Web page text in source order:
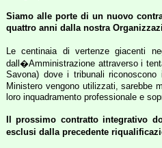
Siamo alle porte di un nuovo
quattro anni dalla nostra
Le centinaia di vertenze giacenti
dall�Amministrazione attraverso i
Savona) dove i tribunali
Ministero vengono utilizzati,
loro inquadramento professionale e
Il prossimo contratto integrativo
esclusi dalla precedente